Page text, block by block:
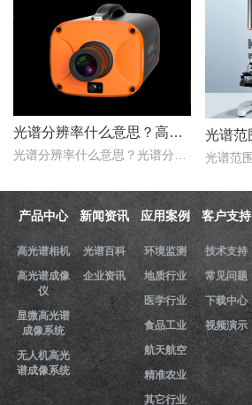
光谱分辨率什么意思？高光谱成像仪光谱分辨率范围多少？
产品中心
高光谱相机
高光谱成像
仪
显微高光谱
成像系统
无人机高光
谱成像系统
新闻资讯
光谱百科
企业资讯
应用案例
环境监测
地质行业
医学行业
食品工业
航天航空
精准农业
其它行业
客户支持
技术支持
常见问题
下载中心
视频演示